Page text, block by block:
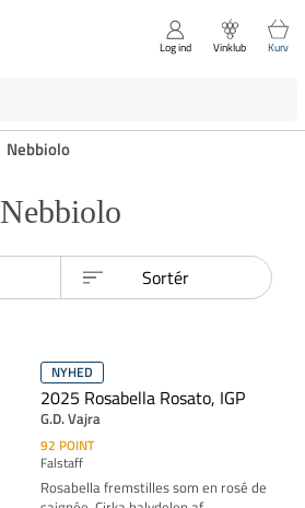
Luk
Log ind Vinklub Kurv
Nebbiolo
Nebbiolo
Sortér
NYHED
2025 Rosabella Rosato, IGP
G.D. Vajra
92 POINT
Falstaff
Rosabella fremstilles som en rosé de